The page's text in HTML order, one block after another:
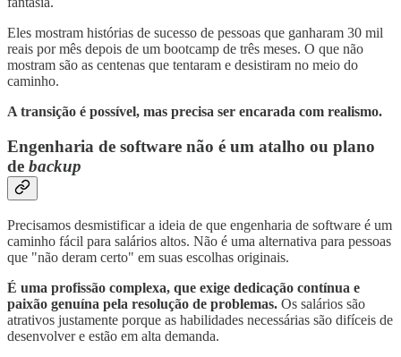
Eles mostram histórias de sucesso de pessoas que ganharam 30 mil
reais por mês depois de um bootcamp de três meses. O que não
mostram são as centenas que tentaram e desistiram no meio do
caminho.
A transição é possível, mas precisa ser encarada com realismo.
Engenharia de software não é um atalho ou plano
de backup
Precisamos desmistificar a ideia de que engenharia de software é um
caminho fácil para salários altos. Não é uma alternativa para pessoas
que "não deram certo" em suas escolhas originais.
É uma profissão complexa, que exige dedicação contínua e
paixão genuína pela resolução de problemas. Os salários são
atrativos justamente porque as habilidades necessárias são difíceis de
desenvolver e estão em alta demanda.